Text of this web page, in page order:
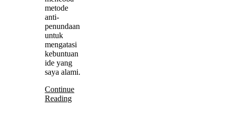
metode
anti-
penundaan
untuk
mengatasi
kebuntuan
ide yang
saya alami.
Continue
Reading